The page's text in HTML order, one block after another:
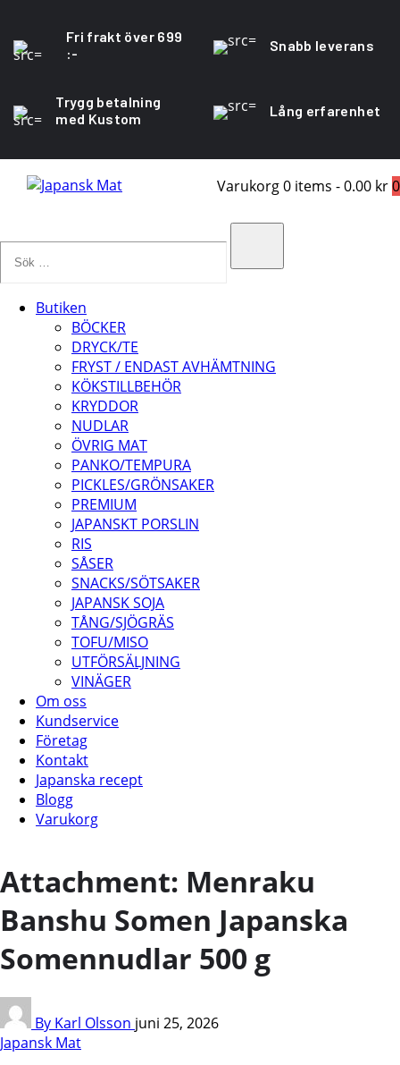
Fri frakt över 699
:-
Snabb leverans
Trygg betalning
med Kustom
Lång erfarenhet
Varukorg0 items -0.00 kr0
Butiken
BÖCKER
DRYCK/TE
FRYST / ENDAST AVHÄMTNING
KÖKSTILLBEHÖR
KRYDDOR
NUDLAR
ÖVRIG MAT
PANKO/TEMPURA
PICKLES/GRÖNSAKER
PREMIUM
JAPANSKT PORSLIN
RIS
SÅSER
SNACKS/SÖTSAKER
JAPANSK SOJA
TÅNG/SJÖGRÄS
TOFU/MISO
UTFÖRSÄLJNING
VINÄGER
Om oss
Kundservice
Företag
Kontakt
Japanska recept
Blogg
Varukorg
Attachment: Menraku
Banshu Somen Japanska
Somennudlar 500 g
By Karl Olsson juni 25, 2026
Japansk Mat